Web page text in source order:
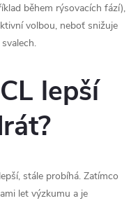
během rýsovacích fází),
volbou, neboť snižuje
lepší
stále probíhá. Zatímco
let výzkumu a je